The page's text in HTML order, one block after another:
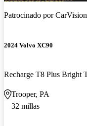
Patrocinado por
2024 Volvo XC90
Recharge T8 Plus Bright
Trooper, PA
32 millas